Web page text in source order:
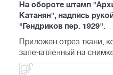
На обороте штамп
Катанян", надпись
"Гендриков пер. 1929".
Приложен отрез ткани,
запечатленный на